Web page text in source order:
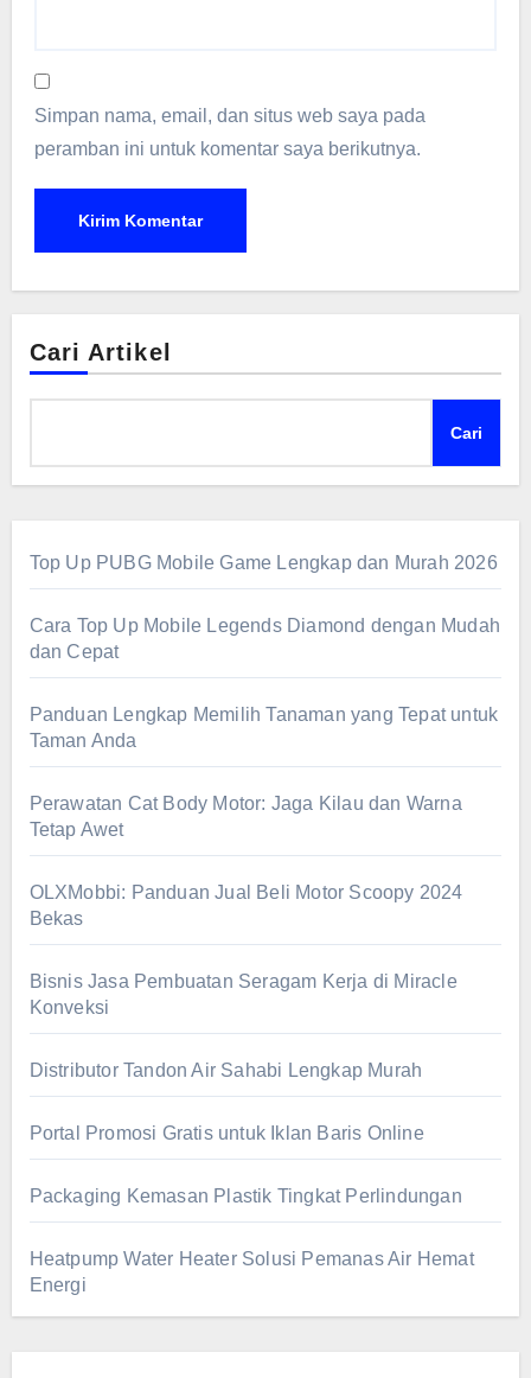
Simpan nama, email, dan situs web saya pada
peramban ini untuk komentar saya berikutnya.
Cari Artikel
Cari
Top Up PUBG Mobile Game Lengkap dan Murah 2026
Cara Top Up Mobile Legends Diamond dengan Mudah
dan Cepat
Panduan Lengkap Memilih Tanaman yang Tepat untuk
Taman Anda
Perawatan Cat Body Motor: Jaga Kilau dan Warna
Tetap Awet
OLXMobbi: Panduan Jual Beli Motor Scoopy 2024
Bekas
Bisnis Jasa Pembuatan Seragam Kerja di Miracle
Konveksi
Distributor Tandon Air Sahabi Lengkap Murah
Portal Promosi Gratis untuk Iklan Baris Online
Packaging Kemasan Plastik Tingkat Perlindungan
Heatpump Water Heater Solusi Pemanas Air Hemat
Energi